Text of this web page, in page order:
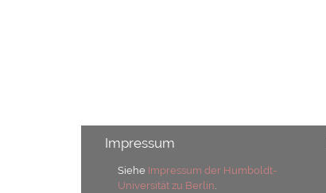
Impressum
Siehe Impressum der Humboldt-
Universität zu Berlin